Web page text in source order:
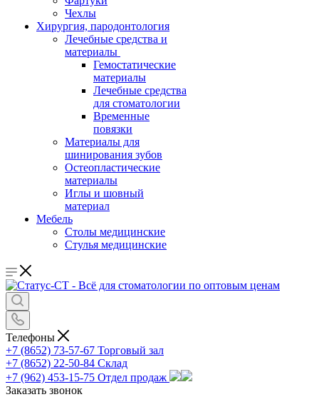
Чехлы
Хирургия, пародонтология
Лечебные средства и
материалы
Гемостатические
материалы
Лечебные средства
для стоматологии
Временные
повязки
Материалы для
шинирования зубов
Остеопластические
материалы
Иглы и шовный
материал
Мебель
Столы медицинские
Стулья медицинские
Телефоны
+7 (8652) 73-57-67 Торговый зал
+7 (8652) 22-50-84 Склад
+7 (962) 453-15-75 Отдел продаж
Заказать звонок